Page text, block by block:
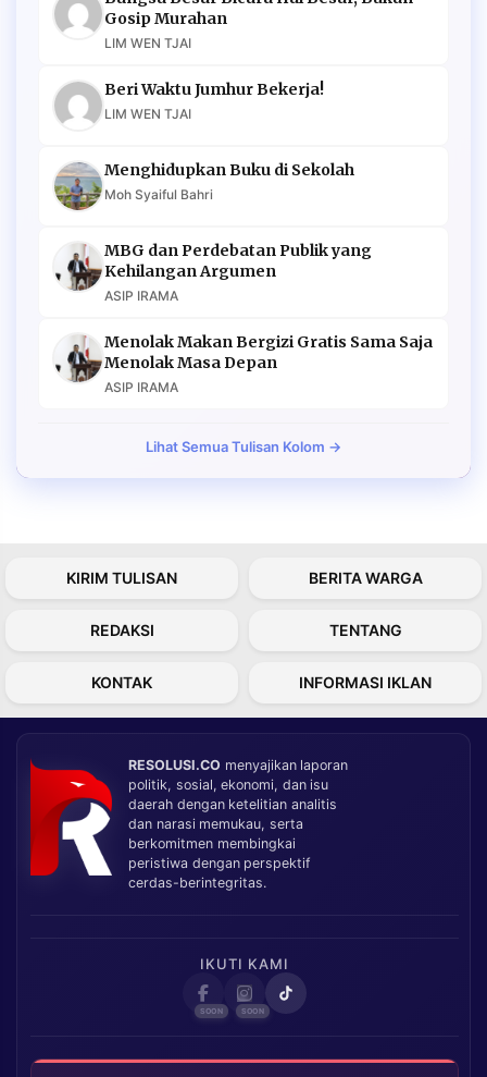
Gosip Murahan
LIM WEN TJAI
Beri Waktu Jumhur Bekerja!
LIM WEN TJAI
Menghidupkan Buku di Sekolah
Moh Syaiful Bahri
MBG dan Perdebatan Publik yang
Kehilangan Argumen
ASIP IRAMA
Menolak Makan Bergizi Gratis Sama Saja
Menolak Masa Depan
ASIP IRAMA
Lihat Semua Tulisan Kolom →
KIRIM TULISAN BERITA WARGA
REDAKSI TENTANG
KONTAK INFORMASI IKLAN
RESOLUSI.CO menyajikan laporan
politik, sosial, ekonomi, dan isu
daerah dengan ketelitian analitis
dan narasi memukau, serta
berkomitmen membingkai
peristiwa dengan perspektif
cerdas-berintegritas.
IKUTI KAMI